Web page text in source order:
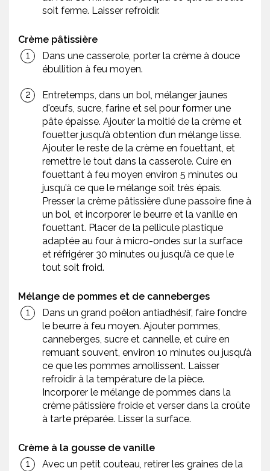
soit ferme. Laisser refroidir.
Crème pâtissière
Dans une casserole, porter la crème à douce
ébullition à feu moyen.
Entretemps, dans un bol, mélanger jaunes
d'œufs, sucre, farine et sel pour former une
pâte épaisse. Ajouter la moitié de la crème et
fouetter jusqu’à obtention d’un mélange lisse.
Ajouter le reste de la crème en fouettant, et
remettre le tout dans la casserole. Cuire en
fouettant à feu moyen environ 5 minutes ou
jusqu’à ce que le mélange soit très épais.
Presser la crème pâtissière d’une passoire fine à
un bol, et incorporer le beurre et la vanille en
fouettant. Placer de la pellicule plastique
adaptée au four à micro-ondes sur la surface
et réfrigérer 30 minutes ou jusqu’à ce que le
tout soit froid.
Mélange de pommes et de canneberges
Dans un grand poêlon antiadhésif, faire fondre
le beurre à feu moyen. Ajouter pommes,
canneberges, sucre et cannelle, et cuire en
remuant souvent, environ 10 minutes ou jusqu’à
ce que les pommes amollissent. Laisser
refroidir à la température de la pièce.
Incorporer le mélange de pommes dans la
crème pâtissière froide et verser dans la croûte
à tarte préparée. Lisser la surface.
Crème à la gousse de vanille
Avec un petit couteau, retirer les graines de la